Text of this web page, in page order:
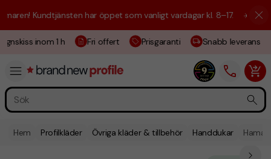
Kundtjänsten har öppet som vanligt vardagar kl. 8–17. ☀️ Vi är
inom 1 h Fri offert Prisgaranti Snabb leverans
Hem Profilkläder Övriga kläder & tillbehör Handdukar